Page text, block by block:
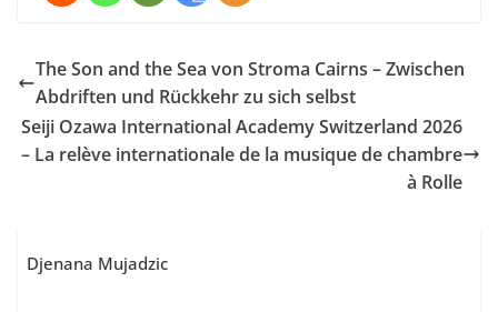
The Son and the Sea von Stroma Cairns – Zwischen
Abdriften und Rückkehr zu sich selbst
Seiji Ozawa International Academy Switzerland 2026
– La relève internationale de la musique de chambre
à Rolle
Djenana Mujadzic